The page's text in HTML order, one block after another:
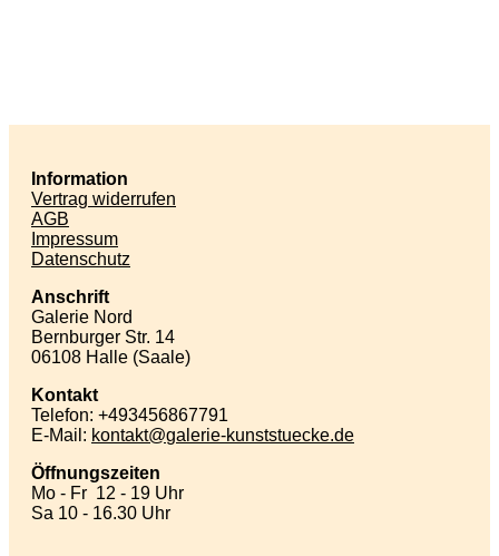
Information
Vertrag widerrufen
AGB
Impressum
Datenschutz
Anschrift
Galerie Nord
Bernburger Str. 14
06108 Halle (Saale)
Kontakt
Telefon: +493456867791
E-Mail: kontakt galerie-kunststuecke de
Öffnungszeiten
Mo - Fr 12 - 19 Uhr
Sa 10 - 16.30 Uhr